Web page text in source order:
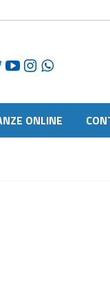
ONLINE